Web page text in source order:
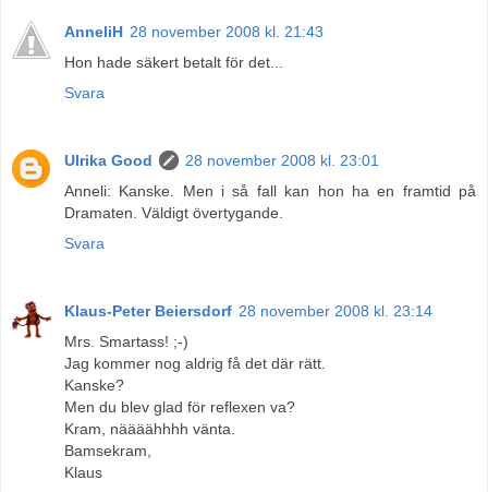
AnneliH 28 november 2008 kl. 21:43
Hon hade säkert betalt för det...
Svara
Ulrika Good
28 november 2008 kl. 23:01
Anneli: Kanske. Men i så fall kan hon ha en framtid på
Dramaten. Väldigt övertygande.
Svara
Klaus-Peter Beiersdorf 28 november 2008 kl. 23:14
Mrs. Smartass! ;-)
Jag kommer nog aldrig få det där rätt.
Kanske?
Men du blev glad för reflexen va?
Kram, näääähhhh vänta.
Bamsekram,
Klaus